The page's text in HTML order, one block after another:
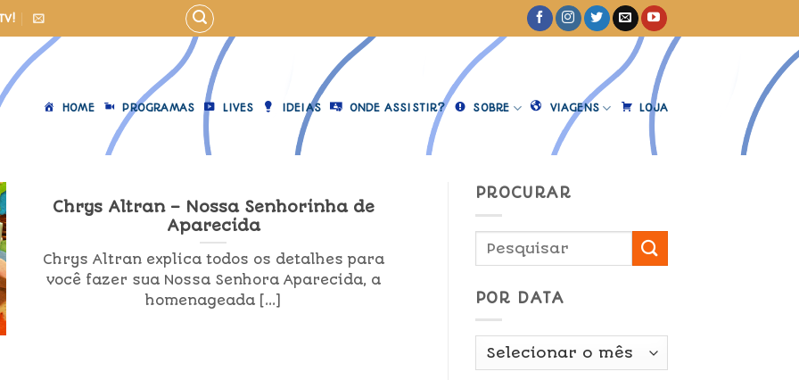
HOME PROGRAMAS LIVES IDEIAS ONDE ASSISTIR? SOBRE VIAGENS LOJA
Chrys Altran – Nossa Senhorinha de
Aparecida
Chrys Altran explica todos os detalhes para
você fazer sua Nossa Senhora Aparecida, a
homenageada [...]
PROCURAR
POR DATA
Por